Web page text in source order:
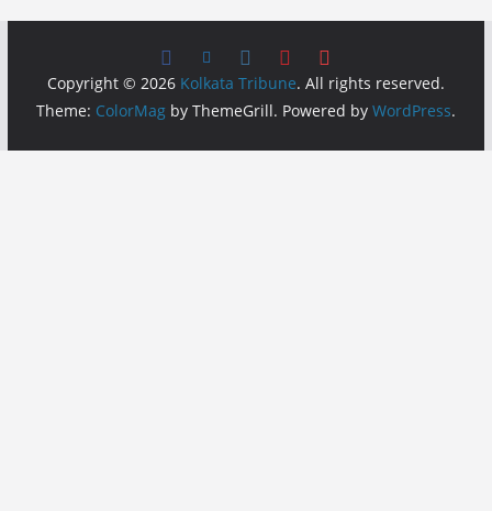
Copyright © 2026 Kolkata Tribune. All rights reserved.
Theme: ColorMagby ThemeGrill. Powered by WordPress.